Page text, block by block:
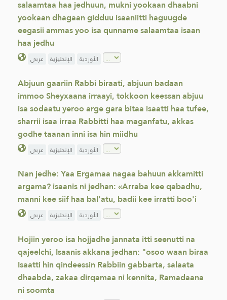
salaamtaa haa jedhuun, mukni yookaan dhaabni
yookaan dhagaan gidduu isaaniitti haguugde
eegasii ammas yoo isa qunname salaamtaa isaan
haa jedhu
عربي الإنجليزية الأوردية
Abjuun gaariin Rabbi biraati, abjuun badaan
immoo Sheyxaana irraayi, tokkoon keessan abjuu
isa sodaatu yeroo arge gara bitaa isaatti haa tufee,
sharrii isaa irraa Rabbitti haa maganfatu, akkas
godhe taanan inni isa hin miidhu
عربي الإنجليزية الأوردية
Nan jedhe: Yaa Ergamaa nagaa bahuun akkamitti
argama? isaanis ni jedhan: «Arraba kee qabadhu,
manni kee siif haa bal'atu, badii kee irratti boo'i
عربي الإنجليزية الأوردية
Hojiin yeroo isa hojjadhe jannata itti seenutti na
qajeelchi, Isaanis akkana jedhan: "osoo waan biraa
Isaatti hin qindeessin Rabbiin gabbarta, salaata
dhaabda, zakaa dirqamaa ni kennita, Ramadaana
ni soomta